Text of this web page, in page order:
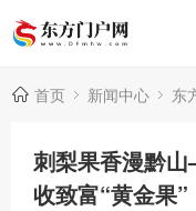
首页 新闻中心 东
刺梨果香漫黔
收致富“黄金果”